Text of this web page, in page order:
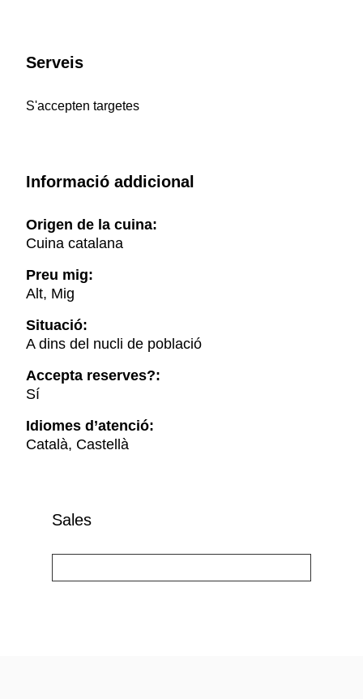
Serveis
S'accepten targetes
Informació addicional
Origen de la cuina:
Cuina catalana
Preu mig:
Alt, Mig
Situació:
A dins del nucli de població
Accepta reserves?:
Sí
Idiomes d’atenció:
Català, Castellà
Sales